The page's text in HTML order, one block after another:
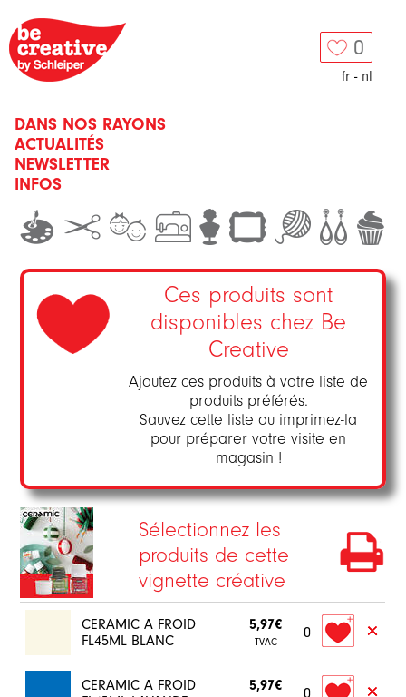
0
fr - nl
DANS NOS RAYONS
ACTUALITÉS
NEWSLETTER
INFOS
Ces produits sont
disponibles chez Be
Creative
Ajoutez ces produits à votre liste de
produits préférés.
Sauvez cette liste ou imprimez-la
pour préparer votre visite en
magasin !
Sélectionnez les
produits de cette
vignette créative
CERAMIC A FROID
FL45ML BLANC
5,97€
TVAC
0
CERAMIC A FROID
5,97€ 0